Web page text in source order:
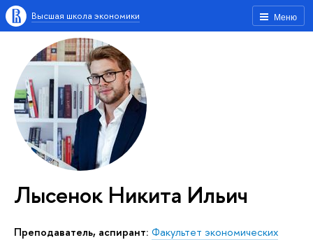
Меню
Высшая школа экономики
Лысенок Никита Ильич
Преподаватель, аспирант: Факультет экономических